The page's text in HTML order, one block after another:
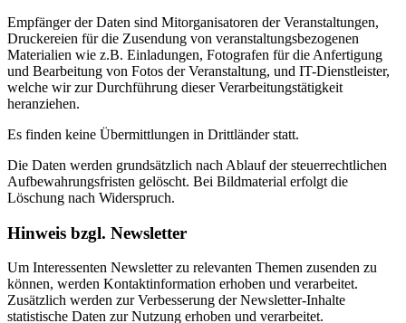
Empfänger der Daten sind Mitorganisatoren der Veranstaltungen,
Druckereien für die Zusendung von veranstaltungsbezogenen
Materialien wie z.B. Einladungen, Fotografen für die Anfertigung
und Bearbeitung von Fotos der Veranstaltung, und IT-Dienstleister,
welche wir zur Durchführung dieser Verarbeitungstätigkeit
heranziehen.
Es finden keine Übermittlungen in Drittländer statt.
Die Daten werden grundsätzlich nach Ablauf der steuerrechtlichen
Aufbewahrungsfristen gelöscht. Bei Bildmaterial erfolgt die
Löschung nach Widerspruch.
Hinweis bzgl. Newsletter
Um Interessenten Newsletter zu relevanten Themen zusenden zu
können, werden Kontaktinformation erhoben und verarbeitet.
Zusätzlich werden zur Verbesserung der Newsletter-Inhalte
statistische Daten zur Nutzung erhoben und verarbeitet.